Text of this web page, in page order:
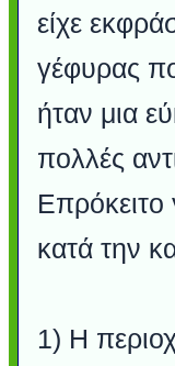
είχε
γέφυρας
ήταν μια
πολλές
Επρόκειτο
κατά την
1) Η